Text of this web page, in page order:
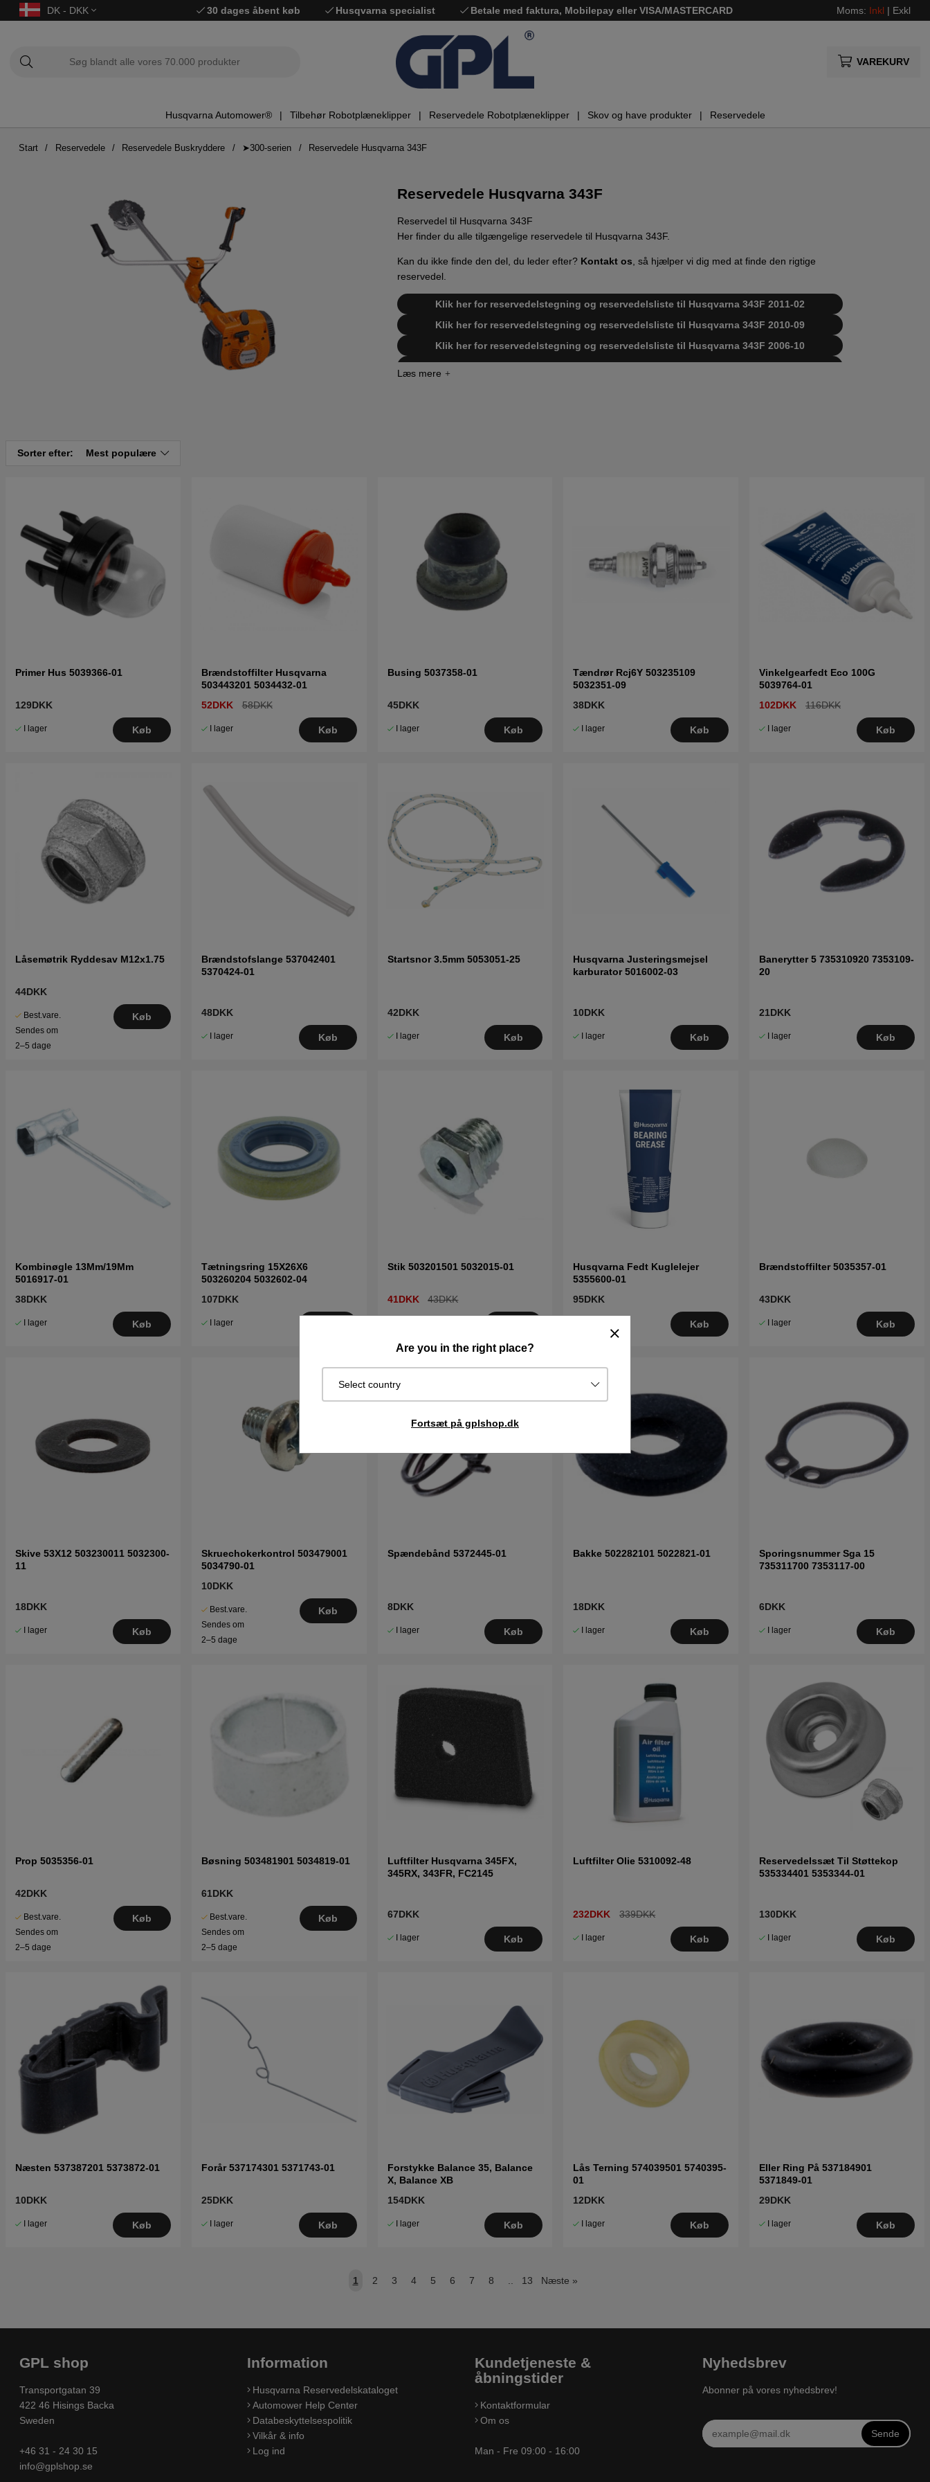
DK - DKK 30 dages åbent køb Husqvarna specialist Betale med faktura, Mobilepay eller VISA/MASTERCARD Moms: Inkl | Exkl
VAREKURV
Husqvarna Automower® Tilbehør Robotplæneklipper Reservedele Robotplæneklipper Skov og have produkter Reservedele
Are you in the right place?
Select country
Fortsæt på gplshop.dk
Start Reservedele Reservedele Buskryddere ➤300-serien Reservedele Husqvarna 343F
Reservedele Husqvarna 343F
Reservedel til Husqvarna 343F
Her finder du alle tilgængelige reservedele til Husqvarna 343F.
Kan du ikke finde den del, du leder efter? Kontakt os, så hjælper vi dig med at finde den rigtige
reservedel.
Klik her for reservedelstegning og reservedelsliste til Husqvarna 343F 2011-02
Klik her for reservedelstegning og reservedelsliste til Husqvarna 343F 2010-09
Klik her for reservedelstegning og reservedelsliste til Husqvarna 343F 2006-10
Klik her for reservedelstegning og reservedelsliste til Husqvarna 343F 20103600001-
Klik her for reservedelstegning og reservedelsliste til Husqvarna 343F 20110600001-
Current
Sorter efter: Mest populære
Primer Hus 5039366-01
129DKK
I lager Køb
Brændstoffilter Husqvarna
503443201 5034432-01
52DKK
58DKK
I lager Køb
Busing 5037358-01
45DKK
I lager Køb
Tændrør Rcj6Y 503235109
5032351-09
38DKK
I lager Køb
Vinkelgearfedt Eco 100G
5039764-01
102DKK
116DKK
I lager Køb
Låsemøtrik Ryddesav M12x1.75
44DKK
Best.vare.
Sendes om
2–5 dage
Køb
Brændstofslange 537042401
5370424-01
48DKK
I lager Køb
Startsnor 3.5mm 5053051-25
42DKK
I lager Køb
Husqvarna Justeringsmejsel
karburator 5016002-03
10DKK
I lager Køb
Banerytter 5 735310920 7353109-
20
21DKK
I lager Køb
Kombinøgle 13Mm/19Mm
5016917-01
38DKK
I lager Køb
Tætningsring 15X26X6
503260204 5032602-04
107DKK
I lager
Stik 503201501 5032015-01
41DKK 43DKK
Husqvarna Fedt Kuglelejer
5355600-01
95DKK
Køb
Brændstoffilter 5035357-01
43DKK
I lager Køb
Skive 53X12 503230011 5032300-
11
18DKK
I lager Køb
Skruechokerkontrol 503479001
5034790-01
10DKK
Best.vare.
Sendes om
2–5 dage
Køb
Spændebånd 5372445-01
8DKK
I lager Køb
Bakke 502282101 5022821-01
18DKK
I lager Køb
Sporingsnummer Sga 15
735311700 7353117-00
6DKK
I lager Køb
Prop 5035356-01
42DKK
Best.vare.
Sendes om
2–5 dage
Køb
Bøsning 503481901 5034819-01
61DKK
Best.vare.
Sendes om
2–5 dage
Køb
Luftfilter Husqvarna 345FX,
345RX, 343FR, FC2145
67DKK
I lager Køb
Luftfilter Olie 5310092-48
232DKK 339DKK
I lager Køb
Reservedelssæt Til Støttekop
535334401 5353344-01
130DKK
I lager Køb
Næsten 537387201 5373872-01
10DKK
I lager Køb
Forår 537174301 5371743-01
25DKK
I lager Køb
Forstykke Balance 35, Balance
X, Balance XB
154DKK
I lager Køb
Lås Terning 574039501 5740395-
01
12DKK
I lager Køb
Eller Ring På 537184901
5371849-01
29DKK
I lager Køb
1 2 3 4 5 6 7 8 .. 13 Næste »
GPL shop
Transportgatan 39
422 46 Hisings Backa
Sweden
+46 31 - 24 30 15
info@gplshop.se
Information
Husqvarna Reservedelskataloget
Automower Help Center
Databeskyttelsespolitik
Vilkår & info
Log ind
Kundetjeneste &
åbningstider
Kontaktformular
Om os
Man - Fre 09:00 - 16:00
Nyhedsbrev
Abonner på vores nyhedsbrev!
Sende